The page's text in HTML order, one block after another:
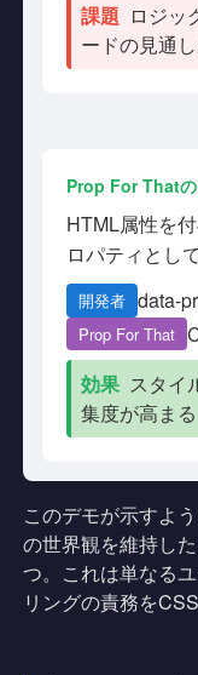
課題 ロジッ
ードの見通
Prop For Thatの
HTML属性を
ロパティとし
開発者 data-
Prop For That
効果 スタイ
集度が高まる
このデモが示すよ
の世界観を維持し
つ。これは単なる
リングの責務を